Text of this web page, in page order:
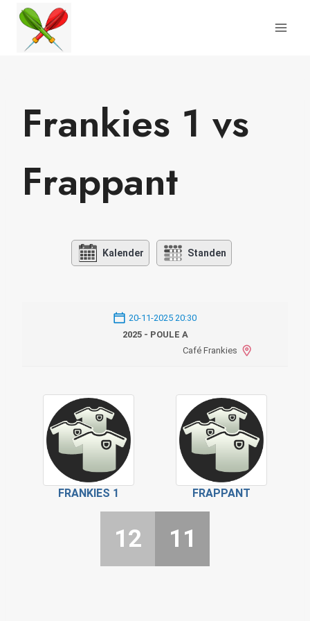
Doorgaan
naar
inhoud
Frankies 1 vs
Frappant
Kalender Standen
20-11-2025 20:30
2025 - POULE A
Café Frankies
FRANKIES 1 FRAPPANT
12 11